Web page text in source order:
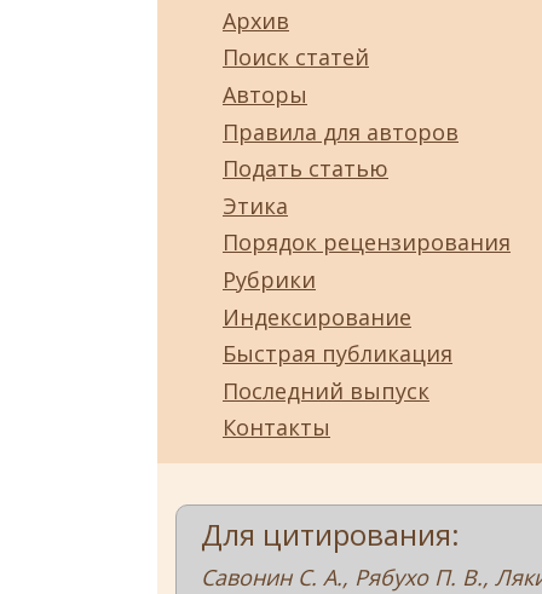
Архив
Поиск статей
Авторы
Правила для авторов
Подать статью
Этика
Порядок рецензирования
Рубрики
Индексирование
Быстрая публикация
Последний выпуск
Контакты
Для цитирования:
Савонин С. А., Рябухо П. В.,